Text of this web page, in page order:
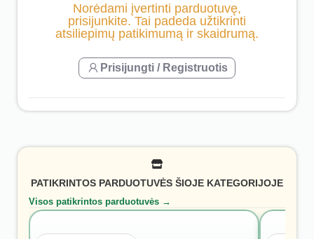
Norėdami įvertinti parduotuvę,
prisijunkite. Tai padeda užtikrinti
atsiliepimų patikimumą ir skaidrumą.
Prisijungti / Registruotis
PATIKRINTOS PARDUOTUVĖS ŠIOJE KATEGORIJOJE
Visos patikrintos parduotuvės →